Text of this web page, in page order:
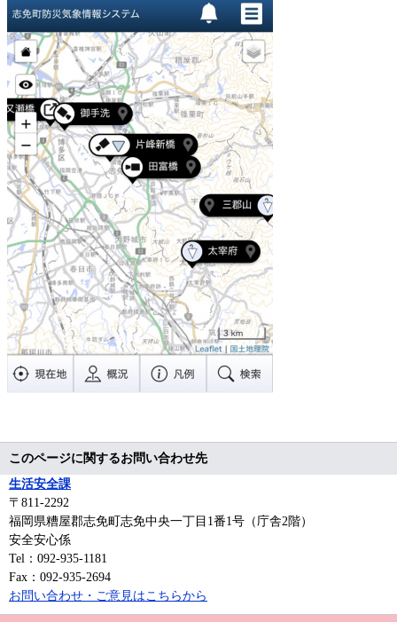
このページに関するお問い合わせ先
生活安全課
〒811-2292
福岡県糟屋郡志免町志免中央一丁目1番1号（庁舎2階）
安全安心係
Tel：092-935-1181
Fax：092-935-2694
お問い合わせ・ご意見はこちらから